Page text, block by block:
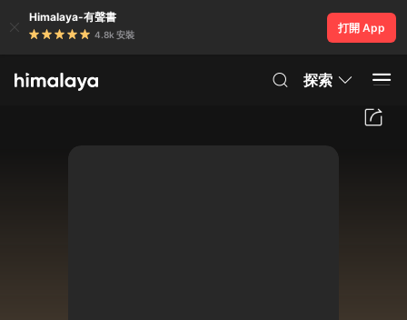
Himalaya-有聲書
4.8k 安裝
打開 App
探索